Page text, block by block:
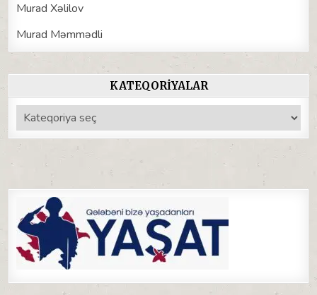
Murad Xəlilov
Murad Məmmədli
KATEQORIYALAR
Kateqoriyalar